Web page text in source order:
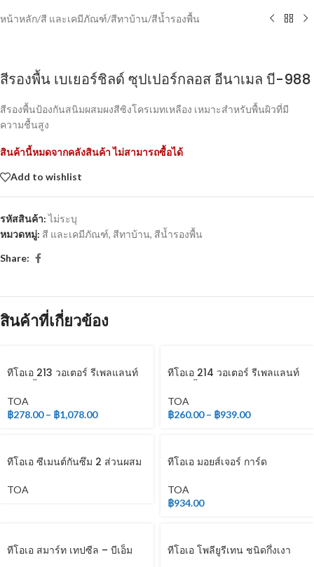
หน้าหลัก/สี และเคมีภัณฑ์/สีทาบ้าน/สีน้ำรองพื้น
สีรองพื้น เบเยอร์ชิลด์ ซุปเปอร์กลอส อีนาเมล บี-988
สีรองพื้นป้องกันสนิมผสมผงสีซิงโครเมทเหลือง เหมาะสำหรับพื้นผิวที่มี
ความชื้นสูง
สินค้านี้หมดจากคลังสินค้า ไม่สามารถซื้อได้
Add to wishlist
รหัสสินค้า:ไม่ระบุ
หมวดหมู่: สี และเคมีภัณฑ์, สีทาบ้าน, สีน้ำรองพื้น
Share:
สินค้าที่เกี่ยวข้อง
ทีโอเอ 213 วอเตอร์ รีเพลแลนท์
TOA
฿278.00 – ฿1,078.00
ทีโอเอ 214 วอเตอร์ รีเพลแลนท์
TOA
฿260.00 – ฿939.00
ทีโอเอ ซีเมนต์กันซึม 2 ส่วนผสม
TOA
ทีโอเอ มอยส์เจอร์ การ์ด
TOA
฿934.00
ทีโอเอ สมาร์ท เทปซีล – บีเอ็ม
ทีโอเอ โพลียูรีเทน ชนิดกึ่งเงา